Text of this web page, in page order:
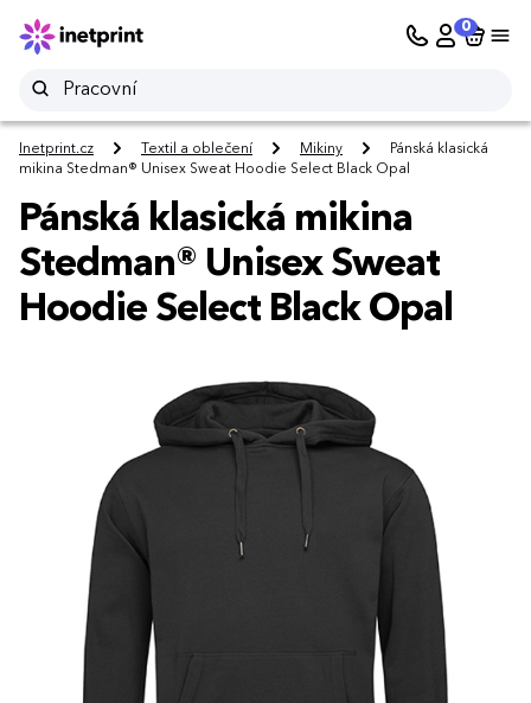
0
Inetprint.cz Textil a oblečení Mikiny
Pánská klasická
mikina Stedman® Unisex Sweat Hoodie Select Black Opal
Pánská klasická mikina
Stedman® Unisex Sweat
Hoodie Select Black Opal